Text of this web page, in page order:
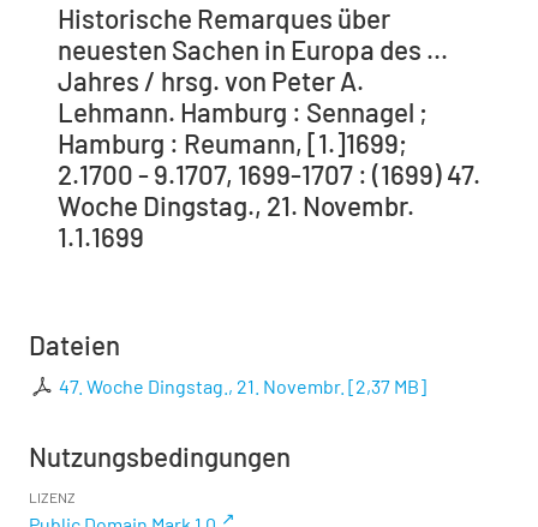
Historische Remarques über
neuesten Sachen in Europa des ...
Jahres / hrsg. von Peter A.
Lehmann. Hamburg : Sennagel ;
Hamburg : Reumann, [1.]1699;
2.1700 - 9.1707, 1699-1707 : (1699) 47.
Woche Dingstag., 21. Novembr.
1.1.1699
Dateien
47. Woche Dingstag., 21. Novembr. [2,37 MB]
Nutzungsbedingungen
LIZENZ